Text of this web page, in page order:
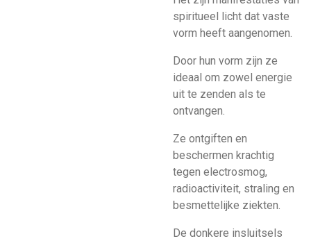
spiritueel licht dat vaste
vorm heeft aangenomen.
Door hun vorm zijn ze
ideaal om zowel energie
uit te zenden als te
ontvangen.
Ze ontgiften en
beschermen krachtig
tegen electrosmog,
radioactiviteit, straling en
besmettelijke ziekten.
De donkere insluitsels